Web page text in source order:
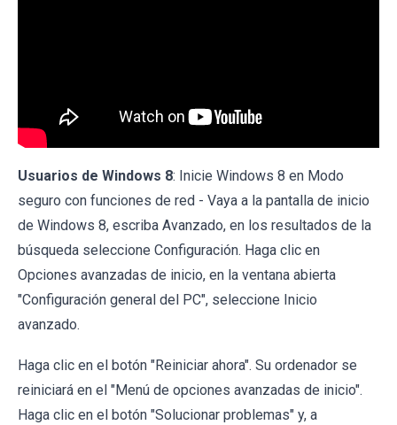
Usuarios de Windows 8: Inicie Windows 8 en Modo
seguro con funciones de red - Vaya a la pantalla de inicio
de Windows 8, escriba Avanzado, en los resultados de la
búsqueda seleccione Configuración. Haga clic en
Opciones avanzadas de inicio, en la ventana abierta
"Configuración general del PC", seleccione Inicio
avanzado.
Haga clic en el botón "Reiniciar ahora". Su ordenador se
reiniciará en el "Menú de opciones avanzadas de inicio".
Haga clic en el botón "Solucionar problemas" y, a